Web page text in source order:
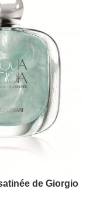
de Giorgio